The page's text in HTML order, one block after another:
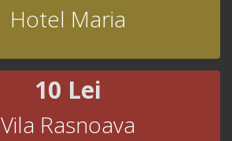
Hotel Maria
10 Lei
Vila Rasnoava